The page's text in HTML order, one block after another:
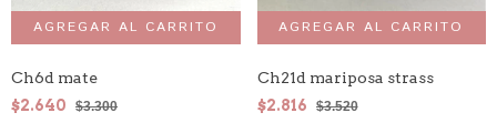
Ch6d mate
$2.640
$3.300
Ch21d mariposa strass
$2.816
$3.520